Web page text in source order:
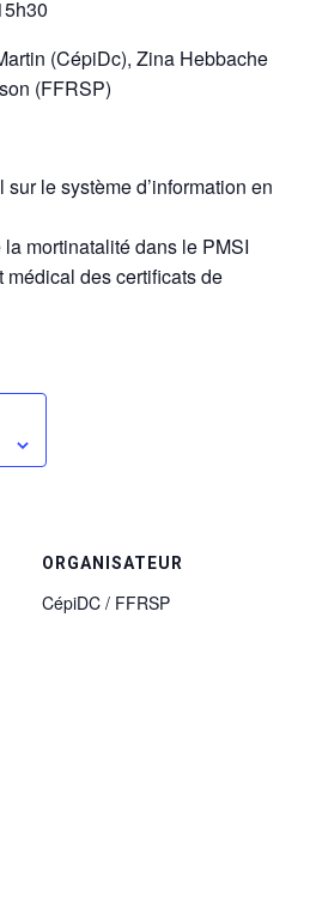
(CépiDc), Zina Hebbache
(FFRSP)
le système d’information en
la mortinatalité dans le PMSI
médical des certificats de
ORGANISATEUR
CépiDC / FFRSP